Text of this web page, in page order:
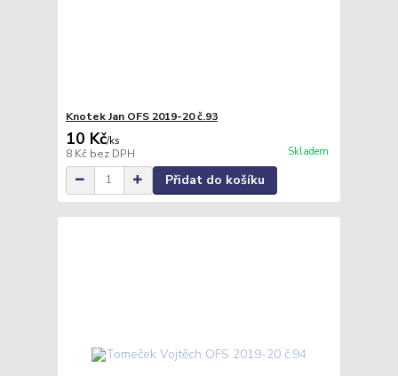
Knotek Jan OFS 2019-20 č.93
10 Kč/ks
8 Kč bez DPH Skladem
Přidat do košíku